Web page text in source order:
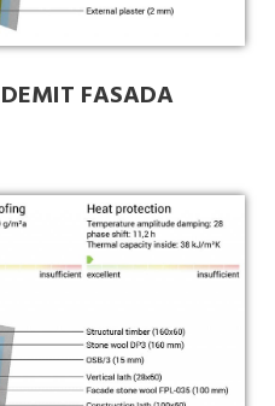
FASADA